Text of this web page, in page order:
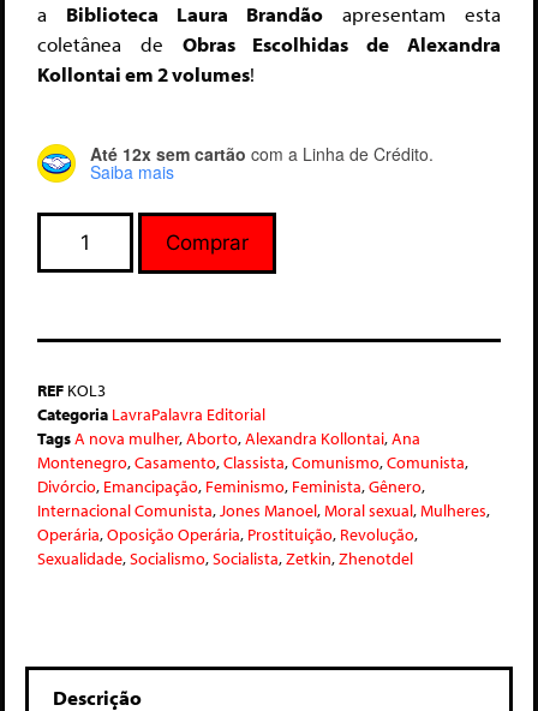
a Biblioteca Laura Brandão apresentam esta
coletânea de Obras Escolhidas de Alexandra
Kollontai em 2 volumes!
Até 12x sem cartão com a Linha de Crédito.
Saiba mais
Comprar
REF KOL3
Categoria LavraPalavra Editorial
TagsA nova mulher,Aborto,Alexandra Kollontai,Ana
Montenegro,Casamento,Classista,Comunismo,Comunista,
Divórcio, Emancipação, Feminismo, Feminista,Gênero,
Internacional Comunista,Jones Manoel,Moral sexual,Mulheres,
Operária,Oposição Operária, Prostituição, Revolução,
Sexualidade,Socialismo,Socialista,Zetkin,Zhenotdel
Descrição